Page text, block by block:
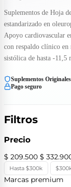
Suplementos de Hoja
estandarizado en
Apoyo cardiovascular
con respaldo clínico en
sistólica de hasta -11,5
Suplementos Originales
Pago seguro
Filtros
Precio
$ 209.500 $
Hasta $300k
Marcas premium